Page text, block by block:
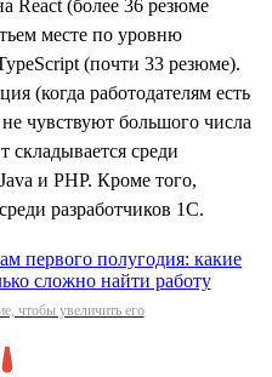
React (более 36 резюме
месте по уровню
(почти 33 резюме).
(когда работодателям есть
чувствуют большого числа
среди
и PHP. Кроме того,
разработчиков 1С.
чтобы увеличить его